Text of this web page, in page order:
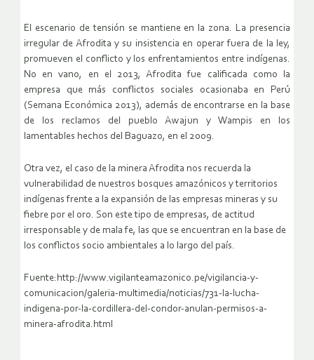
El escenario de tensión se mantiene en la zona. La presencia
irregular de Afrodita y su insistencia en operar fuera de la ley,
promueven el conflicto y los enfrentamientos entre indígenas.
No en vano, en el 2013, Afrodita fue calificada como la
empresa que más conflictos sociales ocasionaba en Perú
(Semana Económica 2013), además de encontrarse en la base
de los reclamos del pueblo Awajun y Wampis en los
lamentables hechos del Baguazo, en el 2009.
Otra vez, el caso de la minera Afrodita nos recuerda la
vulnerabilidad de nuestros bosques amazónicos y territorios
indígenas frente a la expansión de las empresas mineras y su
fiebre por el oro. Son este tipo de empresas, de actitud
irresponsable y de mala fe, las que se encuentran en la base de
los conflictos socio ambientales a lo largo del país.
Fuente:http://www.vigilanteamazonico.pe/vigilancia-y-
comunicacion/galeria-multimedia/noticias/731-la-lucha-
indigena-por-la-cordillera-del-condor-anulan-permisos-a-
minera-afrodita.html